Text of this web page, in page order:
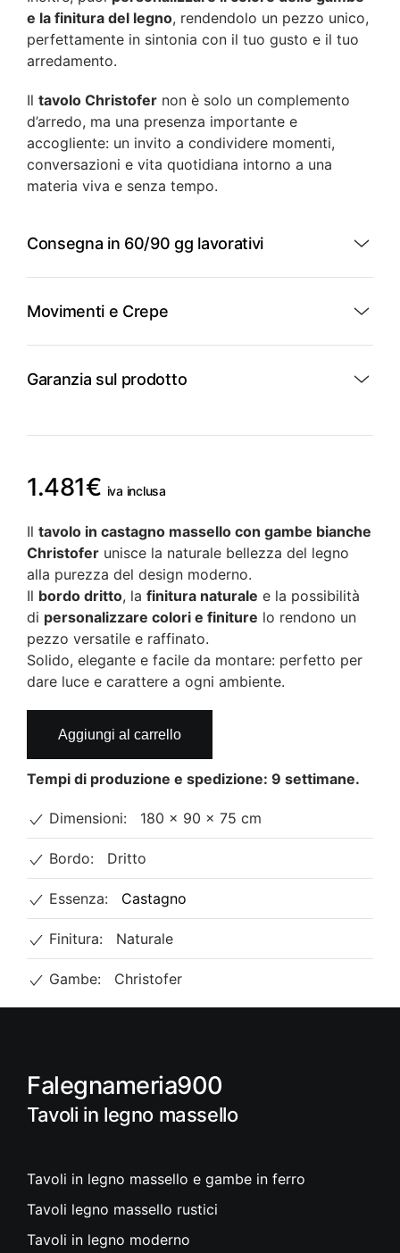
e la finitura del legno, rendendolo un pezzo unico,
perfettamente in sintonia con il tuo gusto e il tuo
arredamento.
Il tavolo Christofer non è solo un complemento
d’arredo, ma una presenza importante e
accogliente: un invito a condividere momenti,
conversazioni e vita quotidiana intorno a una
materia viva e senza tempo.
Consegna in 60/90 gg lavorativi
Movimenti e Crepe
Garanzia sul prodotto
1.481€ iva inclusa
Il tavolo in castagno massello con gambe bianche
Christofer unisce la naturale bellezza del legno
alla purezza del design moderno.
Il bordo dritto, la finitura naturale e la possibilità
di personalizzare colori e finiture lo rendono un
pezzo versatile e raffinato.
Solido, elegante e facile da montare: perfetto per
dare luce e carattere a ogni ambiente.
castagno
massello
gambe
Christofer
bianche
quantità
Aggiungi al carrello
Tempi di produzione e spedizione: 9 settimane.
Dimensioni: 180 × 90 × 75 cm
Bordo: Dritto
Essenza: Castagno
Finitura: Naturale
Gambe: Christofer
Falegnameria900
Tavoli in legno massello
Tavoli in legno massello e gambe in ferro
Tavoli legno massello rustici
Tavoli in legno moderno